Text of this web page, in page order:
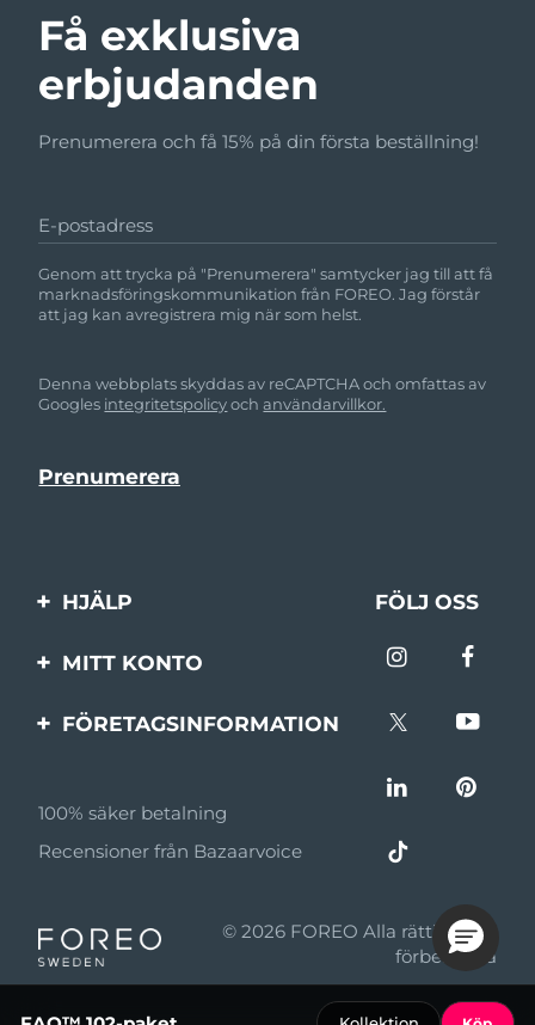
Få exklusiva
erbjudanden
Prenumerera och få 15% på din första beställning!
E-postadress
Genom att trycka på "Prenumerera" samtycker jag till att få
marknadsföringskommunikation från FOREO. Jag förstår
att jag kan avregistrera mig när som helst.
Denna webbplats skyddas av reCAPTCHA och omfattas av
Googles integritetspolicyochanvändarvillkor.
HJÄLP
Kontakta oss
FÖLJ OSS
MITT KONTO
Produktregistrering
FÖRETAGSINFORMATION
Affiliateprogram
Affiliate-nyheter
Återförsäljare
100% säker betalning
Recensioner från Bazaarvoice
© 2026 FOREO Alla rättigheter
förbehållna